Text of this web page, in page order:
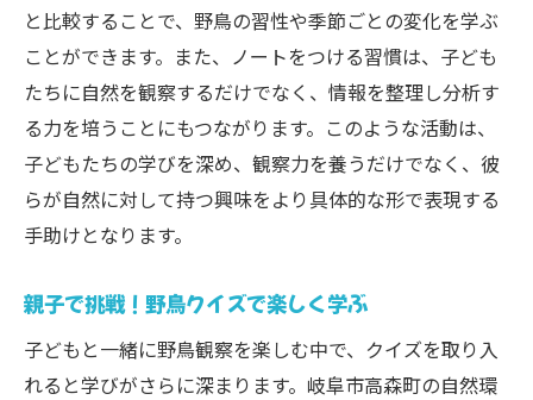
と比較することで、野鳥の習性や季節ごとの変化を学ぶ
ことができます。また、ノートをつける習慣は、子ども
たちに自然を観察するだけでなく、情報を整理し分析す
る力を培うことにもつながります。このような活動は、
子どもたちの学びを深め、観察力を養うだけでなく、彼
らが自然に対して持つ興味をより具体的な形で表現する
手助けとなります。
親子で挑戦！野鳥クイズで楽しく学ぶ
子どもと一緒に野鳥観察を楽しむ中で、クイズを取り入
れると学びがさらに深まります。岐阜市高森町の自然環